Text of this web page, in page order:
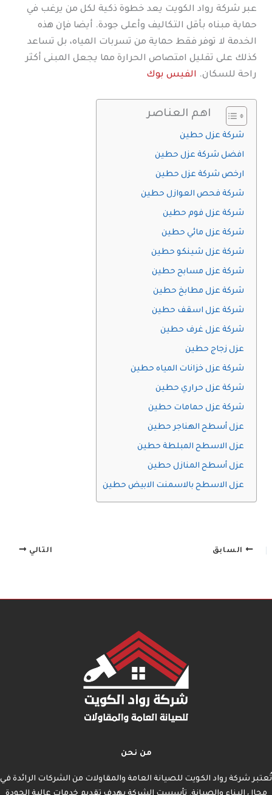
عبر شركة رواد الكويت يعد خطوة ذكية لكل من يرغب في
حماية مبناه بأقل التكاليف وأعلى جودة. أيضا فإن هذه
الخدمة لا توفر فقط حماية من تسربات المياه، بل تساعد
كذلك على تقليل امتصاص الحرارة مما يجعل المبنى أكثر
راحة للسكان. الفيس بوك
اهم العناصر
شركة عزل حطين
افضل شركة عزل حطين
ارخص شركة عزل حطين
شركة فحص العوازل حطين
شركة عزل فوم حطين
شركة عزل مائي حطين
شركة عزل شينكو حطين
شركة عزل مسابح حطين
شركة عزل مطابخ حطين
شركة عزل اسقف حطين
شركة عزل غرف حطين
عزل زجاج حطين
شركة عزل خزانات المياه حطين
شركة عزل حراري حطين
شركة عزل حمامات حطين
عزل أسطح الهناجر حطين
عزل الاسطح المبلطة حطين
عزل أسطح المنازل حطين
عزل الاسطح بالاسمنت الابيض حطين
السابق التالي
من نحن
تُعتبر شركة رواد الكويت للصيانة العامة والمقاولات من الشركات الرائدة في